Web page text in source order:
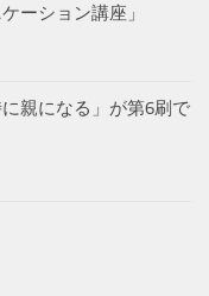
ーション講座」
親になる」が第6刷で